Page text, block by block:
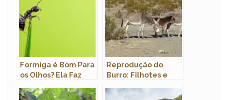
Formiga é Bom Para
os Olhos? Ela Faz
Reprodução do
Burro: Filhotes e
Gestação